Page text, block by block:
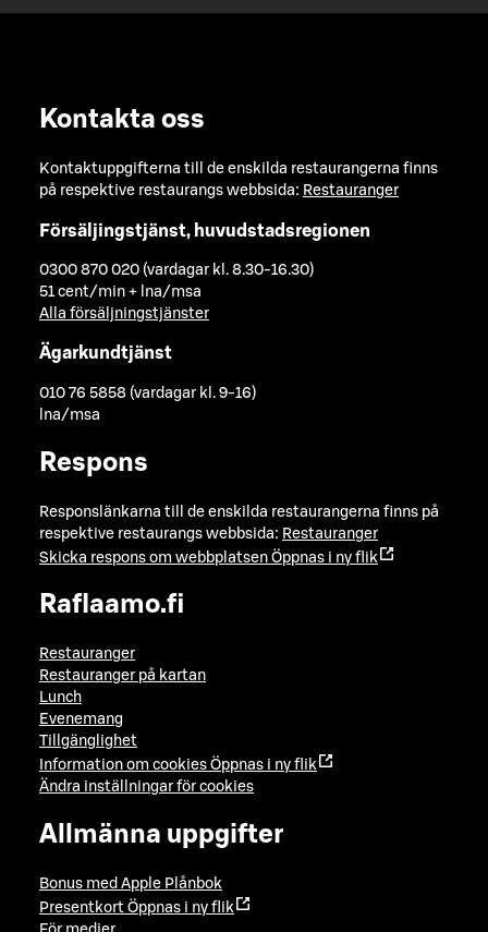
Kontakta oss
Kontaktuppgifterna till de enskilda restaurangerna finns
på respektive restaurangs webbsida: Restauranger
Försäljingstjänst, huvudstadsregionen
0300 870 020 (vardagar kl. 8.30-16.30)
51 cent/min + lna/msa
Alla försäljningstjänster
Ägarkundtjänst
010 76 5858 (vardagar kl. 9-16)
lna/msa
Respons
Responslänkarna till de enskilda restaurangerna finns på
respektive restaurangs webbsida: Restauranger
Skicka respons om webbplatsen Öppnas i ny flik
Raflaamo.fi
Restauranger
Restauranger på kartan
Lunch
Evenemang
Tillgänglighet
Information om cookies Öppnas i ny flik
Ändra inställningar för cookies
Allmänna uppgifter
Bonus med Apple Plånbok
Presentkort Öppnas i ny flik